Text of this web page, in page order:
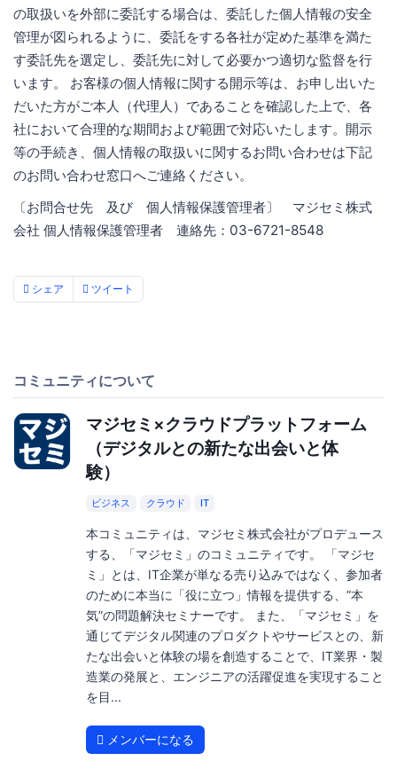
の取扱いを外部に委託する場合は、委託した個人情報の安全
管理が図られるように、委託をする各社が定めた基準を満た
す委託先を選定し、委託先に対して必要かつ適切な監督を行
います。 お客様の個人情報に関する開示等は、お申し出いた
だいた方がご本人（代理人）であることを確認した上で、各
社において合理的な期間および範囲で対応いたします。開示
等の手続き、個人情報の取扱いに関するお問い合わせは下記
のお問い合わせ窓口へご連絡ください。
〔お問合せ先 及び 個人情報保護管理者〕 マジセミ株式
会社 個人情報保護管理者 連絡先：03-6721-8548
シェア ツイート
コミュニティについて
マジセミ×クラウドプラットフォーム
（デジタルとの新たな出会いと体
験）
ビジネス クラウド IT
本コミュニティは、マジセミ株式会社がプロデュース
する、「マジセミ」のコミュニティです。 「マジセ
ミ」とは、IT企業が単なる売り込みではなく、参加者
のために本当に「役に立つ」情報を提供する、”本
気”の問題解決セミナーです。 また、「マジセミ」を
通じてデジタル関連のプロダクトやサービスとの、新
たな出会いと体験の場を創造することで、IT業界・製
造業の発展と、エンジニアの活躍促進を実現すること
を目...
メンバーになる